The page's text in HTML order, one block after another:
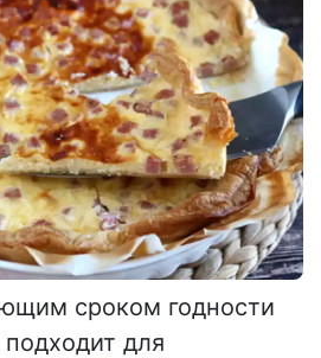
сроком годности
для